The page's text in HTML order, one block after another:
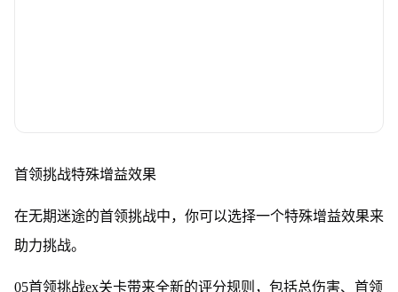
首领挑战特殊增益效果
在无期迷途的首领挑战中，你可以选择一个特殊增益效果来
助力挑战。
05首领挑战ex关卡带来全新的评分规则，包括总伤害、首领